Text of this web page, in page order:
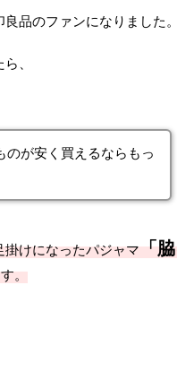
品のファンになりました。
、
が安く買えるならもっ
けになったパジャマ「
。